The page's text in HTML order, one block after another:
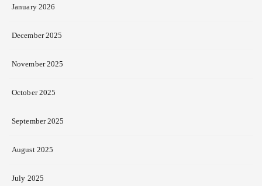
January 2026
December 2025
November 2025
October 2025
September 2025
August 2025
July 2025